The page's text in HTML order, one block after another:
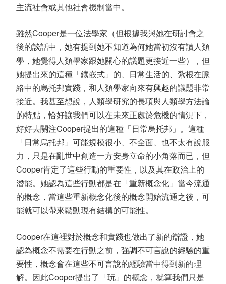
主流社會或其他社會機制當中。
雖然Cooper是一位法學家（但根據我與她在研討會之
後的談話中，她有提到她不知道為何她當初沒有讀人類
學，她覺得人類學家跟她關心的議題更接近一些），但
她提出來的這種「鑲嵌式」的、日常生活的、紮根在脈
絡中的烏托邦實踐，和人類學家向來有興趣的議題非常
接近。我甚至想說，人類學研究的長項與人類學方法論
的特點，恰好讓我們可以在未來正處於危機的情況下，
好好去關注Cooper提出的這種「日常烏托邦」。這種
「日常烏托邦」可能規模很小、不全面、也不太有說服
力，只是在亂世中創造一方安身立命的小角落而已，但
Cooper肯定了這些行動的重要性，以及其在政治上的
潛能。她認為這些行動都是在「重新概念化」當今流通
的概念，當這些重新概念化後的概念開始流通之後，可
能就可以帶來鬆動現有結構的可能性。
Cooper在這裡對於概念和實踐也做出了新的辯證，她
認為概念不需要在行動之前，強調不可言說的經驗的重
要性，概念會在這些不可言說的經驗當中得到新的理
解。因此Cooper提出了「玩」的概念，就算我們只是